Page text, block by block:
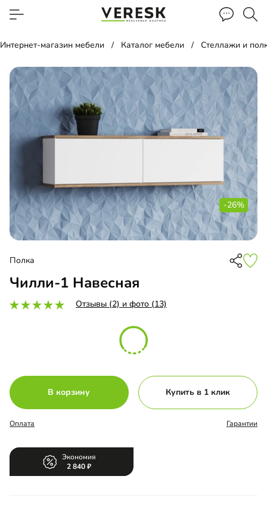
Интернет-магазин мебели Каталог мебели Стеллажи и
-26%
Полка
Чилли-1 Навесная
Отзывы (2) и фото (13)
В корзину Купить в 1 клик
Оплата Гарантии
Экономия
2 840